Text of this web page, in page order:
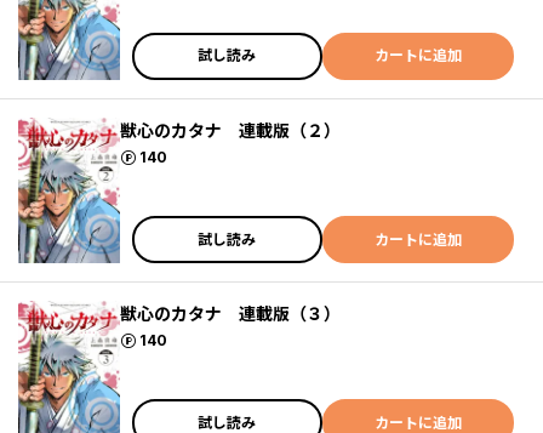
試し読み カートに追加
獣心のカタナ 連載版（２）
140
ポイント
試し読み カートに追加
獣心のカタナ 連載版（３）
140
ポイント
試し読み カートに追加